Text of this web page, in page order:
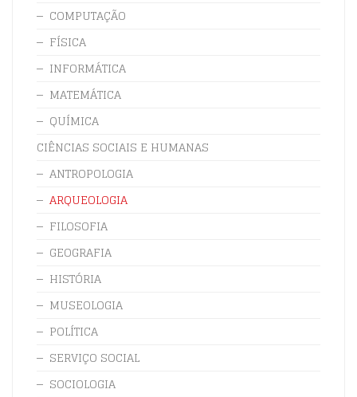
COMPUTAÇÃO
FÍSICA
INFORMÁTICA
MATEMÁTICA
QUÍMICA
CIÊNCIAS SOCIAIS E HUMANAS
ANTROPOLOGIA
ARQUEOLOGIA
FILOSOFIA
GEOGRAFIA
HISTÓRIA
MUSEOLOGIA
POLÍTICA
SERVIÇO SOCIAL
SOCIOLOGIA